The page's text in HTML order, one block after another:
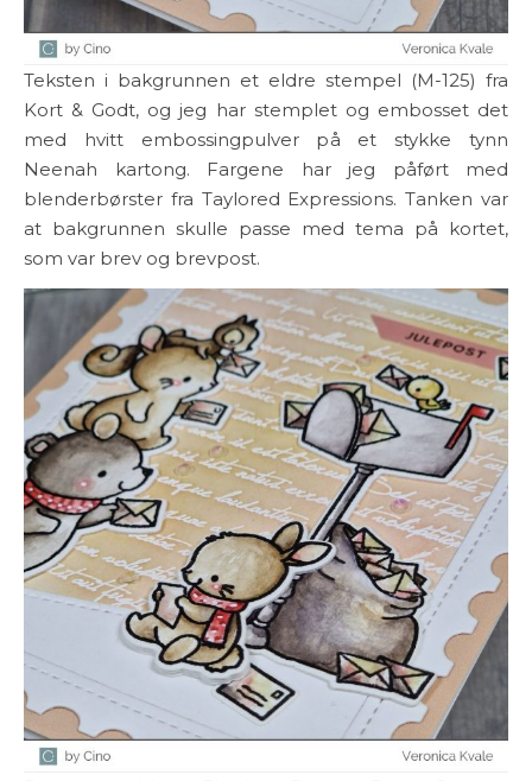
Teksten i bakgrunnen et eldre stempel (M-125) fra
Kort & Godt, og jeg har stemplet og embosset det
med hvitt embossingpulver på et stykke tynn
Neenah kartong. Fargene har jeg påført med
blenderbørster fra Taylored Expressions. Tanken var
at bakgrunnen skulle passe med tema på kortet,
som var brev og brevpost.